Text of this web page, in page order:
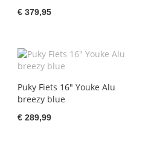
€ 379,95
Puky Fiets 16" Youke Alu
breezy blue
€ 289,99